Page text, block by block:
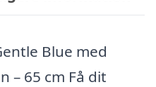
Blue med
– 65 cm Få dit